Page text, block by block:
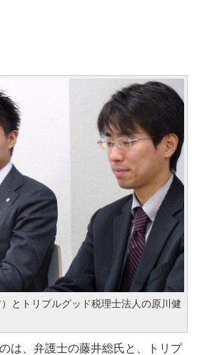
とトリプルグッド税理士法人の原川健
は、弁護士の藤井総氏と、トリプ